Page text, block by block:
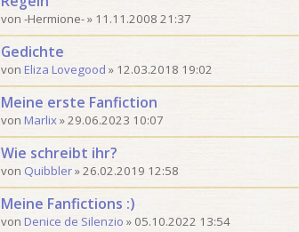
von -Hermione-» 11.11.2008 21:37
Gedichte
von Eliza Lovegood » 12.03.2018 19:02
Meine erste Fanfiction
von Marlix»29.06.2023 10:07
Wie schreibt ihr?
von Quibbler»26.02.2019 12:58
Meine Fanfictions :)
von Denice de Silenzio » 05.10.2022 13:54